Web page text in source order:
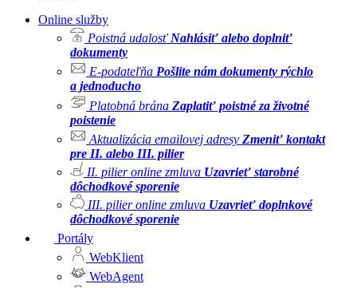
Online služby
Poistná udalosť Nahlásiť alebo doplniť
dokumenty
E-podateľňa Pošlite nám dokumenty rýchlo
a jednoducho
Platobná brána Zaplatiť poistné za životné
poistenie
Aktualizácia emailovej adresy Zmeniť kontakt
pre II. alebo III. pilier
II. pilier online zmluva Uzavrieť starobné
dôchodkové sporenie
III. pilier online zmluva Uzavrieť doplnkové
dôchodkové sporenie
Portály
WebKlient
WebAgent